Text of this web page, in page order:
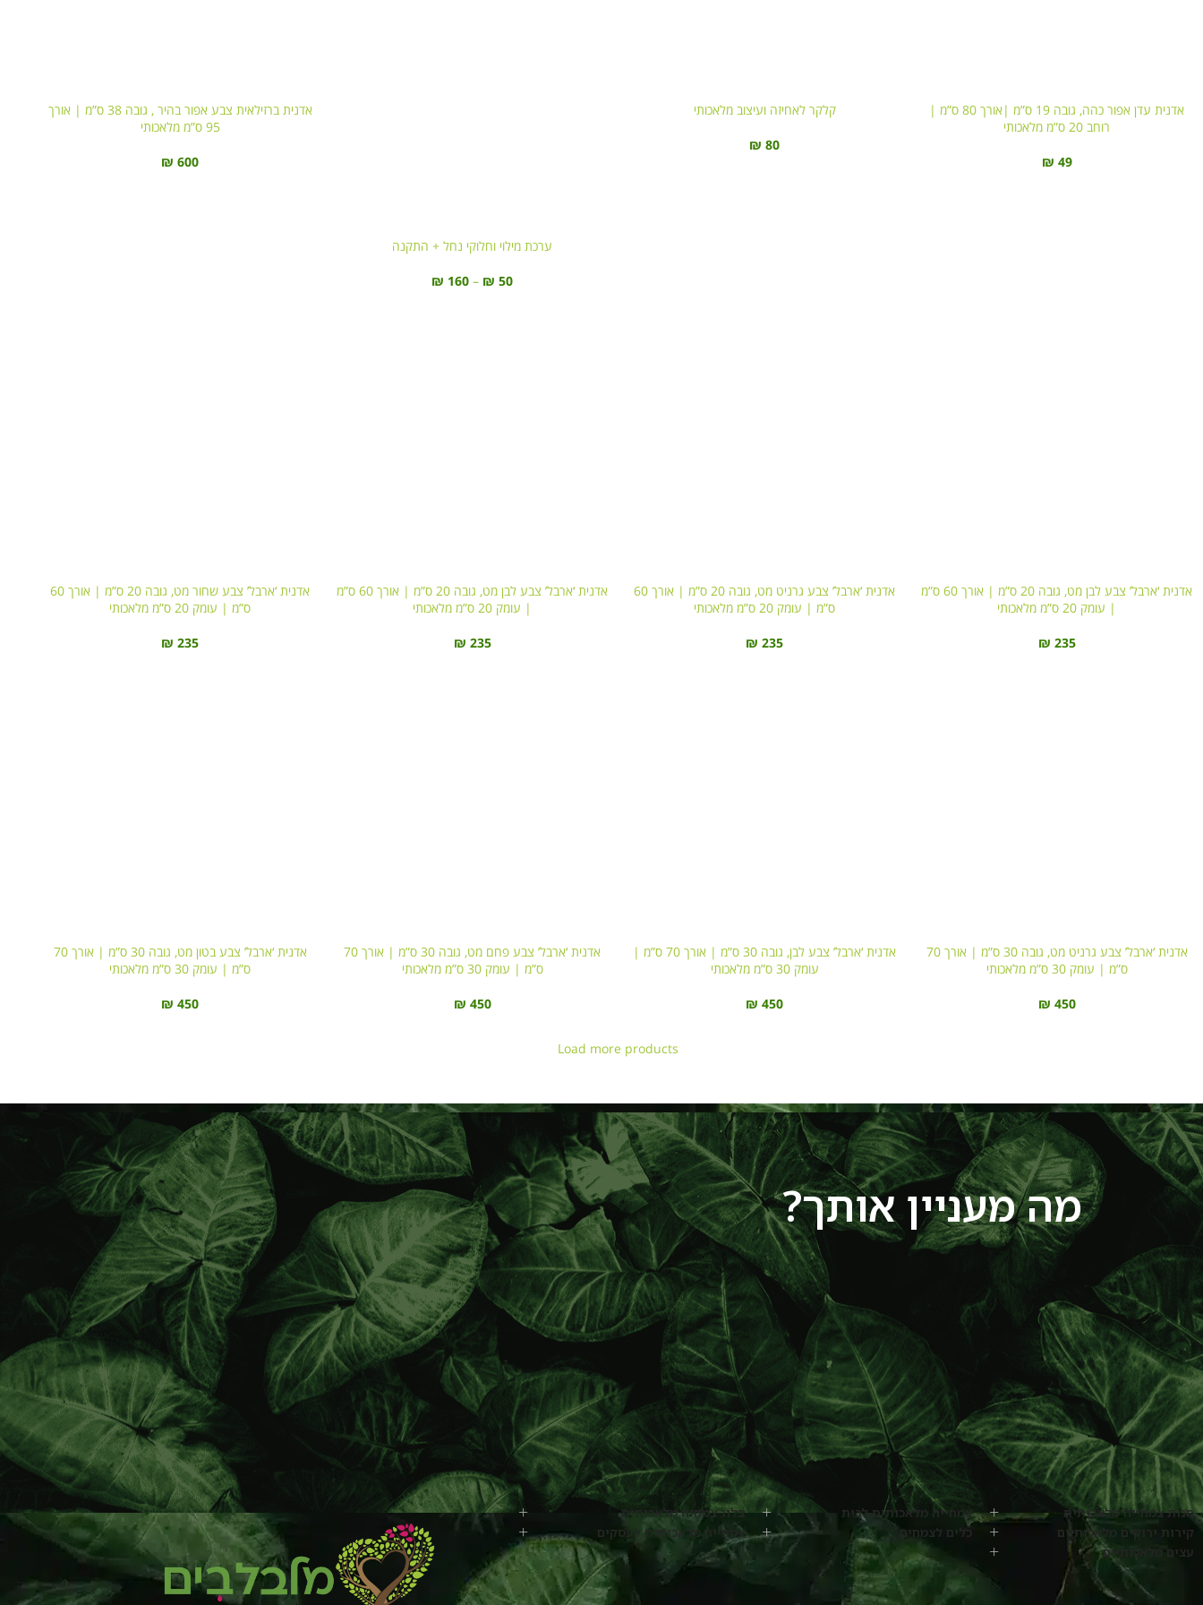
אדנית עדן אפור כהה, גובה 19 ס”מ |אורך 80 ס”מ |
רוחב 20 ס”מ מלאכותי
₪ 49
קלקר לאחיזה ועיצוב מלאכותי
₪ 80
ערכת מילוי וחלוקי נחל + התקנה
₪ 50
–
₪ 160
אדנית ברזילאית צבע אפור בהיר , גובה 38 ס”מ | אורך
95 ס”מ מלאכותי
₪ 600
אדנית ‘ארבל’ צבע לבן מט, גובה 20 ס”מ | אורך 60 ס”מ
| עומק 20 ס”מ מלאכותי
₪ 235
אדנית ‘ארבל’ צבע גרניט מט, גובה 20 ס”מ | אורך 60
ס”מ | עומק 20 ס”מ מלאכותי
₪ 235
אדנית ‘ארבל’ צבע לבן מט, גובה 20 ס”מ | אורך 60 ס”מ
| עומק 20 ס”מ מלאכותי
₪ 235
אדנית ‘ארבל’ צבע שחור מט, גובה 20 ס”מ | אורך 60
ס”מ | עומק 20 ס”מ מלאכותי
₪ 235
אדנית ‘ארבל’ צבע גרניט מט, גובה 30 ס”מ | אורך 70
ס”מ | עומק 30 ס”מ מלאכותי
₪ 450
אדנית ‘ארבל’ צבע לבן, גובה 30 ס”מ | אורך 70 ס”מ |
עומק 30 ס”מ מלאכותי
₪ 450
אדנית ‘ארבל’ צבע פחם מט, גובה 30 ס”מ | אורך 70
ס”מ | עומק 30 ס”מ מלאכותי
₪ 450
אדנית ‘ארבל’ צבע בטון מט, גובה 30 ס”מ | אורך 70
ס”מ | עומק 30 ס”מ מלאכותי
₪ 450
Load more products
מה מעניין אותך?
חנות צמחייה מלאכותית
קירות ירוקים מלאכותיים
עצים מלאכותיים
צמחייה מלאכותית לבית
כלים לצמחים
בלוג צמחיה מלאכותית
צמחייה מלאכותית לעסקים